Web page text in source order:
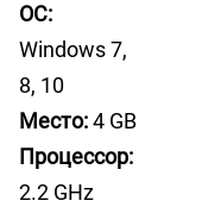
ОС:
Windows 7,
8, 10
Место:4 GB
Процессор:
2.2 GHz